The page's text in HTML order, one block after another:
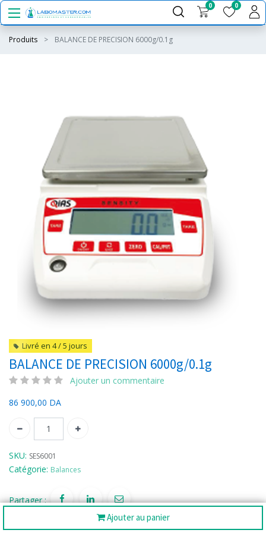
0 0
Produits BALANCE DE PRECISION 6000g/0.1g
Ajouter au panier
Livré en 4 / 5 jours
BALANCE DE PRECISION 6000g/0.1g
Ajouter un commentaire
86 900,00 DA
SKU: SES6001
Catégorie: Balances
Partager :